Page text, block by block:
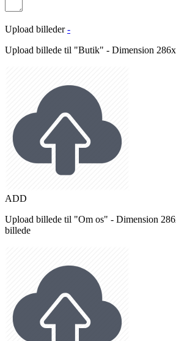
Upload billeder -
Upload billede til "Butik" - Dimension
ADD
Upload billede til "Om os" - Dimension
billede